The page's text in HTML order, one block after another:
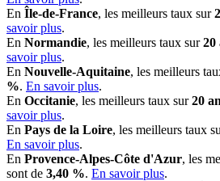
En Île-de-France, les meilleurs taux sur
savoir plus.
En Normandie, les meilleurs taux sur20
savoir plus.
En Nouvelle-Aquitaine, les meilleurs
%. En savoir plus.
En Occitanie, les meilleurs taux sur20
savoir plus.
En Pays de la Loire, les meilleurs taux
En savoir plus.
En Provence-Alpes-Côte d'Azur, les
sont de 3,40 %. En savoir plus.